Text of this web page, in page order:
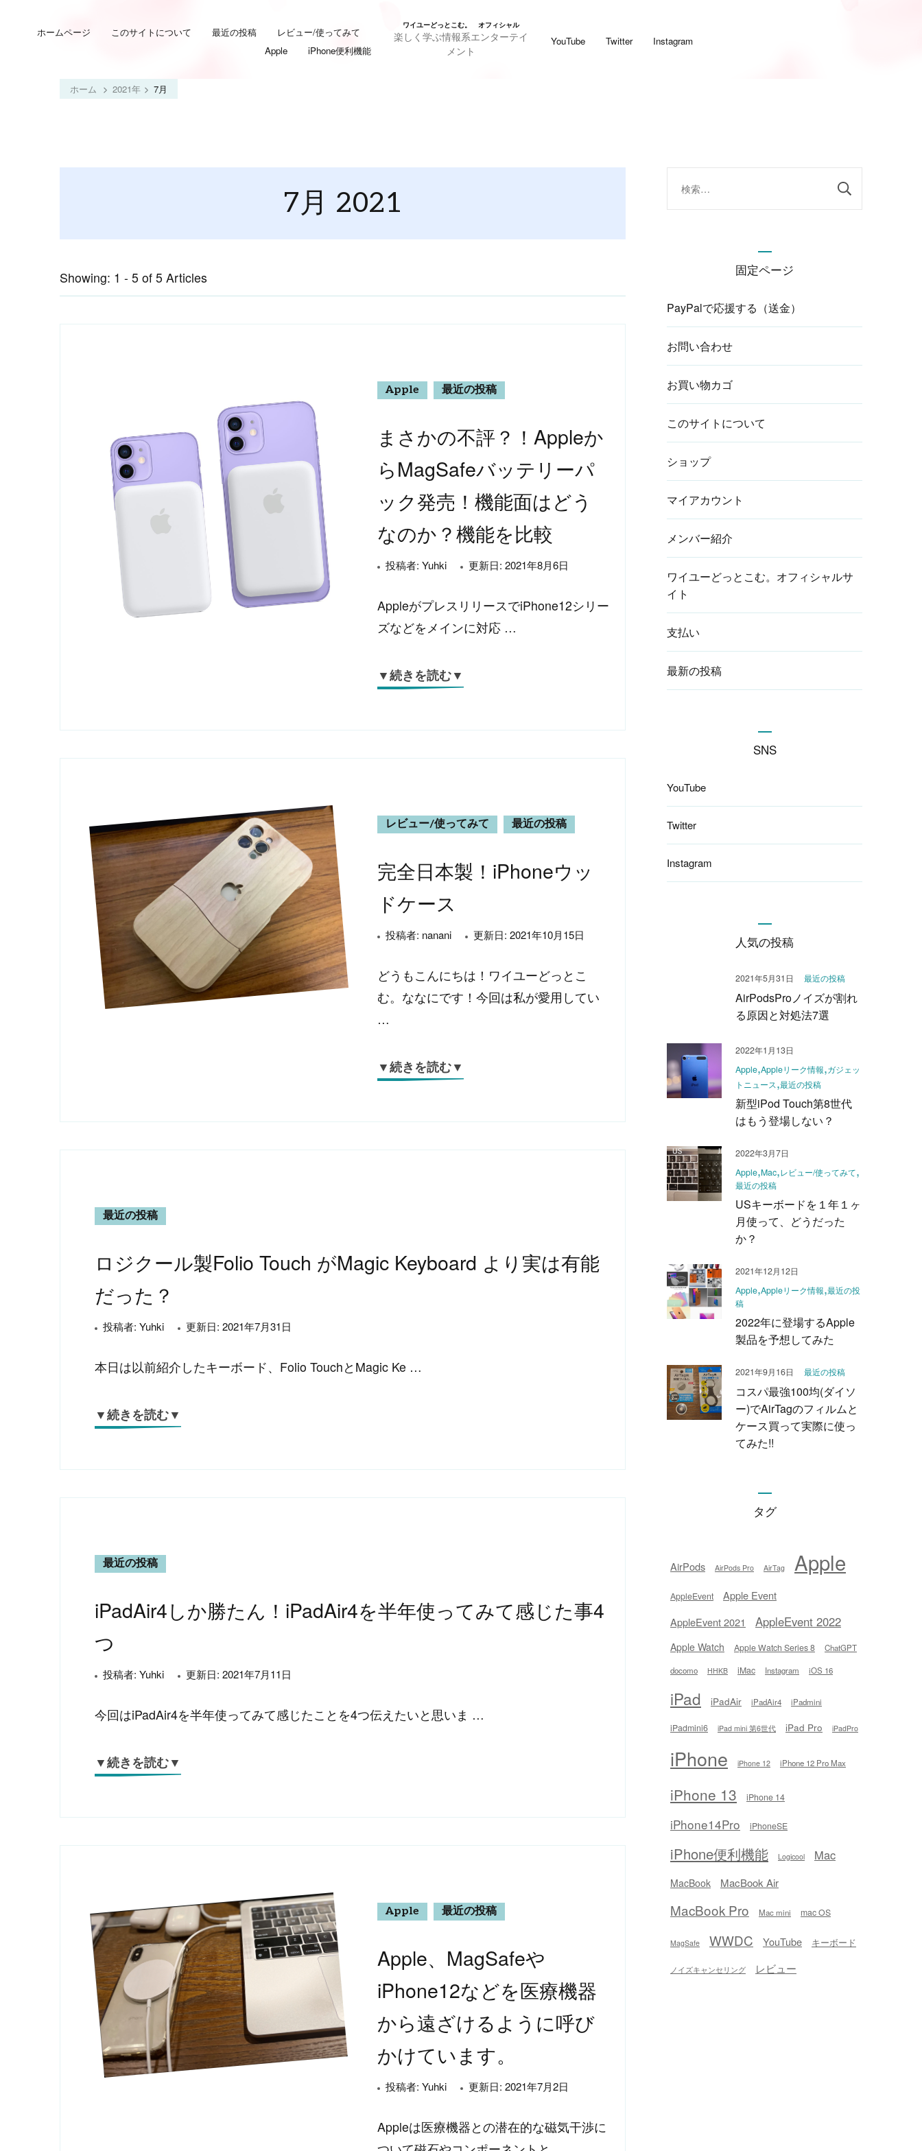
ホームページ このサイトについて 最近の投稿
レビュー/使ってみて
Apple
iPhone便利機能
YouTube Twitter Instagram
ワイユーどっとこむ。 オフィシャル
楽しく学ぶ情報系エンターテイ
メント
ホーム 2021年 7月
7月 2021
Showing: 1 - 5 of 5 Articles
Apple 最近の投稿
まさかの不評？！Appleか
らMagSafeバッテリーパ
ック発売！機能面はどう
なのか？機能を比較
投稿者: Yuhki 更新日: 2021年8月6日
AppleがプレスリリースでiPhone12シリー
ズなどをメインに対応 …
▼続きを読む▼
レビュー/使ってみて 最近の投稿
完全日本製！iPhoneウッ
ドケース
投稿者: nanani 更新日: 2021年10月15日
どうもこんにちは！ワイユーどっとこ
む。ななにです！今回は私が愛用してい
…
▼続きを読む▼
最近の投稿
ロジクール製Folio Touch がMagic Keyboard より実は有能
だった？
投稿者: Yuhki 更新日: 2021年7月31日
本日は以前紹介したキーボード、Folio TouchとMagic Ke …
▼続きを読む▼
最近の投稿
iPadAir4しか勝たん！iPadAir4を半年使ってみて感じた事4
つ
投稿者: Yuhki 更新日: 2021年7月11日
今回はiPadAir4を半年使ってみて感じたことを4つ伝えたいと思いま …
▼続きを読む▼
Apple 最近の投稿
Apple、MagSafeや
iPhone12などを医療機器
から遠ざけるように呼び
かけています。
投稿者: Yuhki 更新日: 2021年7月2日
Appleは医療機器との潜在的な磁気干渉に
固定ページ
PayPalで応援する（送金）
お問い合わせ
お買い物カゴ
このサイトについて
ショップ
マイアカウント
メンバー紹介
ワイユーどっとこむ。オフィシャルサ
イト
支払い
最新の投稿
SNS
YouTube
Twitter
Instagram
人気の投稿
最近の投稿
AirPodsProノイズが割れ
る原因と対処法7選
2021年5月31日
Apple Appleリーク情報 ガジェッ
トニュース 最近の投稿
新型iPod Touch第8世代
はもう登場しない？
2022年1月13日
Apple Mac レビュー/使ってみて
最近の投稿
USキーボードを１年１ヶ
月使って、どうだった
か？
2022年3月7日
Apple Appleリーク情報 最近の投
稿
2022年に登場するApple
製品を予想してみた
2021年12月12日
最近の投稿
コスパ最強100均(ダイソ
ー)でAirTagのフィルムと
ケース買って実際に使っ
てみた!!
2021年9月16日
タグ
AirPods AirPods Pro AirTag Apple
AppleEvent
Apple Event
AppleEvent 2021
AppleEvent 2022
Apple Watch Apple Watch Series 8 ChatGPT
docomo HHKB iMac Instagram iOS 16
iPad iPadAir iPadAir4 iPadmini
iPadmini6 iPad mini 第6世代 iPad Pro iPadPro
iPhone iPhone 12 iPhone 12 Pro Max
iPhone 13 iPhone 14
iPhone14Pro iPhoneSE
iPhone便利機能 Logicool Mac
MacBook MacBook Air
MacBook Pro Mac mini mac OS
MagSafe WWDC YouTube キーボード
ノイズキャンセリング レビュー